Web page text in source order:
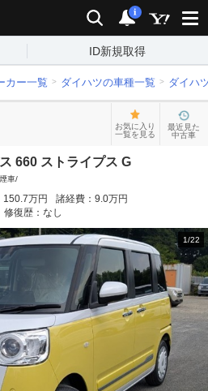
検索 通知
i
ID新規取得
カー一覧 ダイハツの車種一覧 ダイハ
お気に入り
一覧を見る
最近見た
中古車
660 ストライプス G
車/
150.7万円 諸経費： 9.0万円
修復歴： なし
1/22